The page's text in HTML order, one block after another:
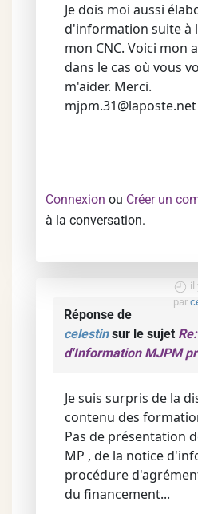
Je dois moi aussi
d'information suite à
mon CNC. Voici mon
dans le cas où vous
m'aider. Merci.
mjpm.31@laposte.net
Connexion ou Créer un
à la conversation.
il
par
Réponse de
celestinsur le sujet
d'Information MJPM
Je suis surpris de la
contenu des
Pas de présentation
MP , de la notice
procédure
du financement...